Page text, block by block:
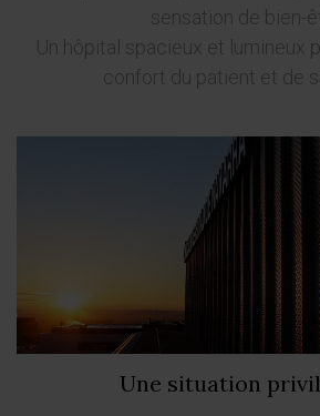
sensation de bien-
Un hôpital spacieux et lumineux
confort du patient et de
Une situation